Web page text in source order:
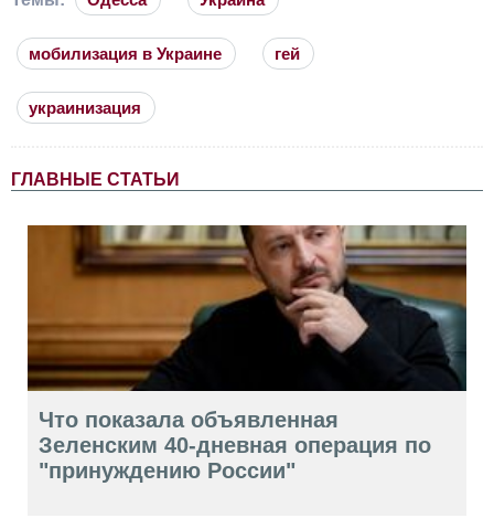
мобилизация в Украине гей
украинизация
ГЛАВНЫЕ СТАТЬИ
Что показала объявленная
Зеленским 40-дневная операция по
"принуждению России"